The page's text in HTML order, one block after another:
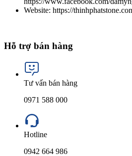
Website: https://
Hỗ trợ bán hàng
Tư vấn bán hàng
0971 588 000
Hotline
0942 664 986